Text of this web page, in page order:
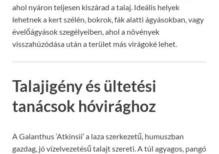
ahol nyáron teljesen kiszárad a talaj. Ideális helyek
lehetnek a kert szélén, bokrok, fák alatti ágyásokban, vagy
évelőágyások szegélyeiben, ahol a növények
visszahúzódása után a terület más virágoké lehet.
Talajigény és ültetési
tanácsok hóvirághoz
A Galanthus ‘Atkinsii’ a laza szerkezetű, humuszban
gazdag, jó vízelvezetésű talajt szereti. A túl agyagos, pangó